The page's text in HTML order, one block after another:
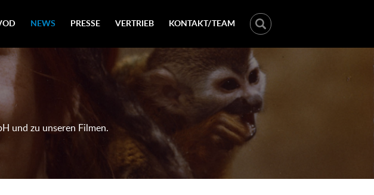
NEWS PRESSE VERTRIEB KONTAKT/TEAM
und zu unseren Filmen.